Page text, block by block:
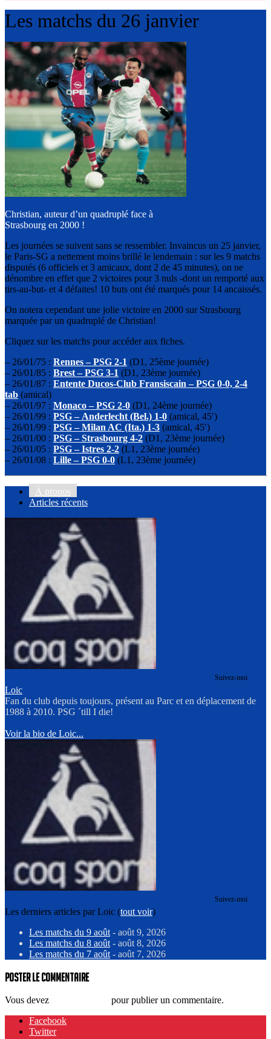
Les matchs du 26 janvier
Christian, auteur d’un quadruplé face à
Strasbourg en 2000 !
Les journées se suivent sans se ressembler. Invaincus un 25 janvier,
le Paris-SG a nettement moins brillé le lendemain : sur les 9 matchs
disputés (6 officiels et 3 amicaux, dont 2 de 45 minutes), on ne
dénombre en effet que 2 victoires pour 3 nuls -dont un remporté aux
tirs-au-but- et 4 défaites! 10 buts ont été marqués pour 14 ancaissés.
On notera cependant une jolie victoire en 2000 sur Strasbourg
marquée par un quadruplé de Christian!
Cliquez sur les matchs pour accéder aux fiches.
– 26/01/75 : Rennes – PSG 2-1 (D1, 25ème journée)
– 26/01/85 : Brest – PSG 3-1 (D1, 23ème journée)
– 26/01/87 : Entente Ducos-Club Fransiscain – PSG 0-0, 2-4
tab (amical)
– 26/01/97 : Monaco – PSG 2-0 (D1, 24ème journée)
– 26/01/99 : PSG – Anderlecht (Bel.) 1-0 (amical, 45′)
– 26/01/99 : PSG – Milan AC (Ita.) 1-3 (amical, 45′)
– 26/01/00 : PSG – Strasbourg 4-2 (D1, 23ème journée)
– 26/01/05 : PSG – Istres 2-2 (L1, 23ème journée)
– 26/01/08 : Lille – PSG 0-0 (L1, 23ème journée)
À propos
Articles récents
Suivez-moi
Loic
Fan du club depuis toujours, présent au Parc et en déplacement de
1988 à 2010. PSG ´till I die!
Voir la bio de Loic...
Suivez-moi
Les derniers articles par Loic (tout voir)
Les matchs du 9 août - août 9, 2026
Les matchs du 8 août - août 8, 2026
Les matchs du 7 août - août 7, 2026
Poster le commentaire
Vous devez
pour publier un commentaire.
Facebook
Twitter